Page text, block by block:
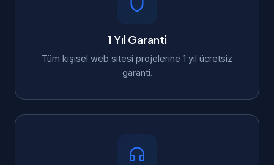
1 Yıl Garanti
Tüm kişisel web sitesi projelerine 1 yıl ücretsiz
garanti.